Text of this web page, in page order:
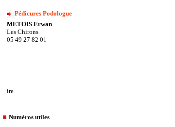
Pédicures Podologue
METOIS Erwan
Les Chirons
05 49 27 82 01
ire
Numéros utiles